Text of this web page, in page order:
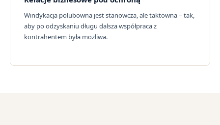
Windykacja polubowna jest stanowcza, ale taktowna – tak,
aby po odzyskaniu długu dalsza współpraca z
kontrahentem była możliwa.